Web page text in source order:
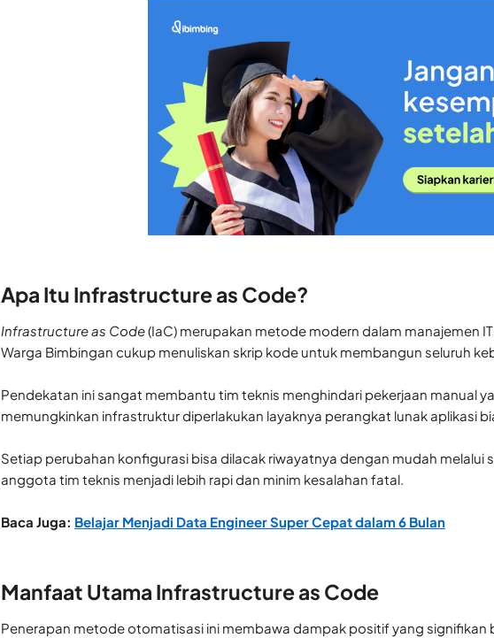
Apa Itu Infrastructure as Code?
Infrastructure as Code(IaC) merupakan metode modern dalam manajemen
Warga Bimbingan cukup menuliskan skrip kode untuk membangun seluruh
Pendekatan ini sangat membantu tim teknis menghindari pekerjaan manual
memungkinkan infrastruktur diperlakukan layaknya perangkat lunak aplikasi
Setiap perubahan konfigurasi bisa dilacak riwayatnya dengan mudah melalui
anggota tim teknis menjadi lebih rapi dan minim kesalahan fatal.
Baca Juga: Belajar Menjadi Data Engineer Super Cepat dalam 6 Bulan
Manfaat Utama Infrastructure as Code
Penerapan metode otomatisasi ini membawa dampak positif yang signifikan